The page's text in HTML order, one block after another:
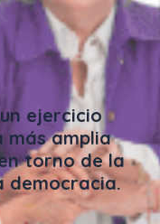
ejercicio
amplia
torno de la
democracia.